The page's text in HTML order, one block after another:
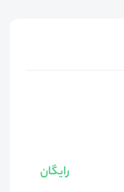
رایگان